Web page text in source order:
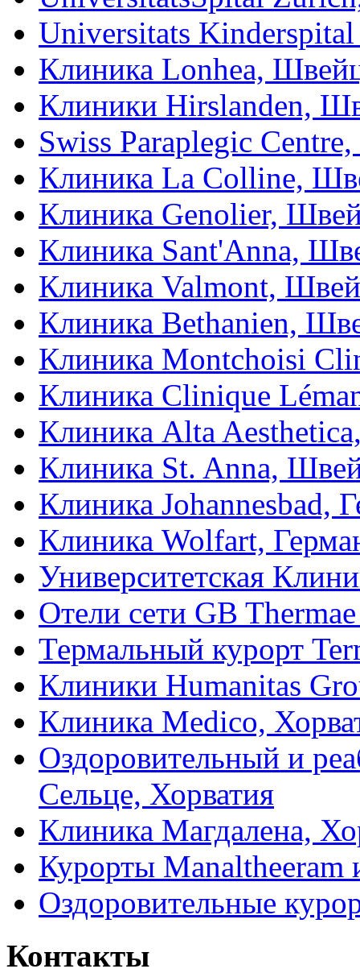
Universitats
Клиника Lonhea,
Клиники Hirslanden,
Swiss Paraplegic
Клиника La Colline,
Клиника Genolier,
Клиника Sant'Anna,
Клиника Valmont,
Клиника Bethanien,
Клиника Montchoisi
Клиника Clinique
Клиника Alta
Клиника St. Anna,
Клиника Johannesbad,
Клиника Wolfart,
Университетская
Отели сети GB
Термальный курорт
Клиники Humanitas
Клиника Medico,
Оздоровительный и
Сельце, Хорватия
Клиника Магдалена,
Курорты Manaltheeram
Оздоровительные
Контакты